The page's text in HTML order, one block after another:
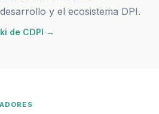
y el ecosistema DPI.
de CDPI →